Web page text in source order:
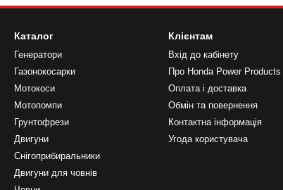
вибором.
: З легкістю запуску та зручними функціями
: Завдяки різним опціям та функціям вони ідеально
до використання на будмайданчиках та в кемпінгах.
генератор Лонсин?
та високоякісне обслуговування. У нас на сайті ви
Каталог
Генератори
Газонокосарки
Мотокоси
Мотопомпи
Грунтофрези
Двигуни
Снігоприбиральники
Двигуни для човнів
Клієнтам
Вхід до кабінету
Про Honda Power Products
Оплата і доставка
Обмін та повернення
Контактна інформація
Угода користувача